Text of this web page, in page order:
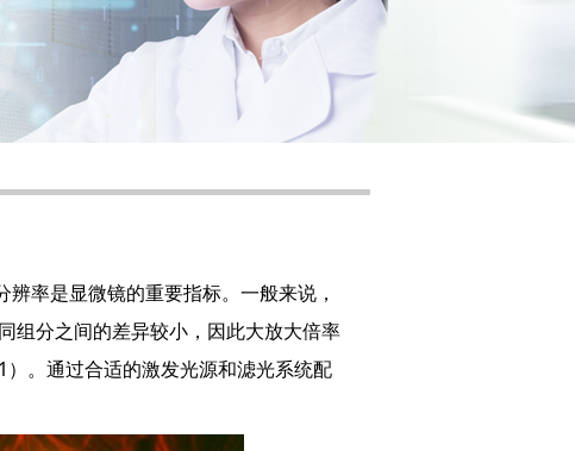
率是显微镜的重要指标。一般来说，
组分之间的差异较小，因此大放大倍率
。通过合适的激发光源和滤光系统配